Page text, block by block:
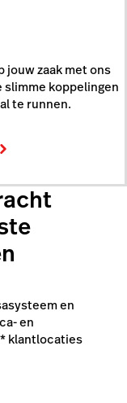
jouw zaak met ons
koppelingen
te runnen.
en
en
klantlocaties